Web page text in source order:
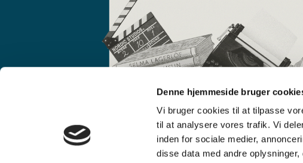
Denne hjemmeside bruger
Vi bruger cookies til at tilpasse
til at analysere vores trafik. Vi
inden for sociale medier,
disse data med andre